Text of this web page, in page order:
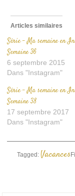
Articles similaires
Série – Ma semaine en
Semaine 36
6 septembre 2015
Dans "Instagram"
Série – Ma semaine en
Semaine 38
17 septembre 2017
Dans "Instagram"
Tagged:Vacances